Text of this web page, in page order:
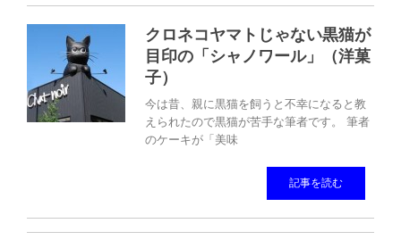
クロネコヤマトじゃない黒猫が
目印の「シャノワール」（洋菓
子）
今は昔、親に黒猫を飼うと不幸になると教
えられたので黒猫が苦手な筆者です。 筆者
のケーキが「美味
記事を読む